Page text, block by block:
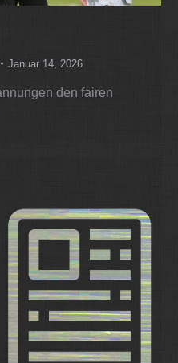
Januar 14, 2026
den fairen